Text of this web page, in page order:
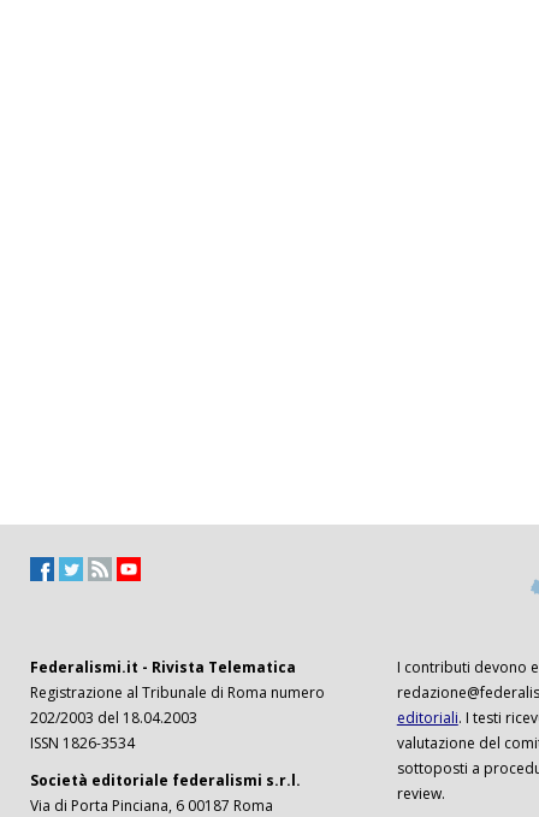
Federalismi.it - Rivista Telematica
Registrazione al Tribunale di Roma numero
202/2003 del 18.04.2003
ISSN 1826-3534
Società editoriale federalismi s.r.l.
Via di Porta Pinciana, 6 00187 Roma
I contributi devono
editoriali. I testi
valutazione del
sottoposti a
review.